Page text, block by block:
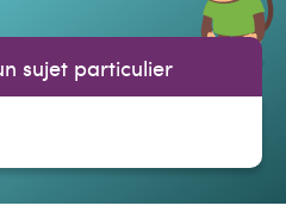
sujet particulier